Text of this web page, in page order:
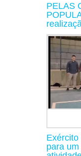
PELAS
para